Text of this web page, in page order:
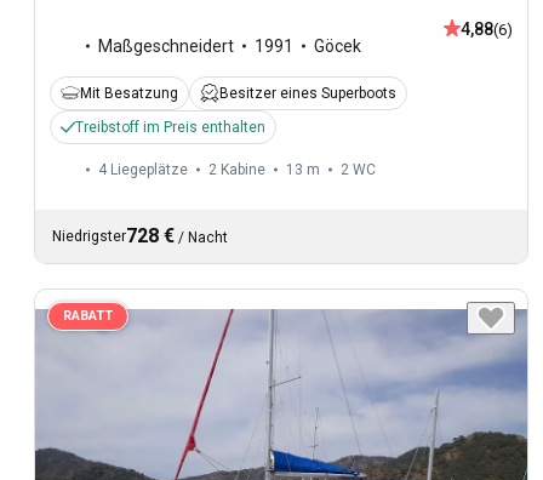
Maßgeschneidert 1991 Göcek
4,88(6)
Mit Besatzung
Besitzer eines Superboots
Treibstoff im Preis enthalten
4 Liegeplätze 2 Kabine 13 m 2 WC
Niedrigster728 € / Nacht
RABATT